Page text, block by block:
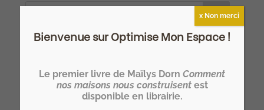
d’intérieur spécialiste de l’optimisation
de l’espace de l’habitat !
>> Notre formation architecte d'intérieur
Bienvenue sur Optimise Mon Espace !
Le premier livre de Maïlys Dorn Comment
nos maisons nous construisent est
disponible en librairie.
x Non merci